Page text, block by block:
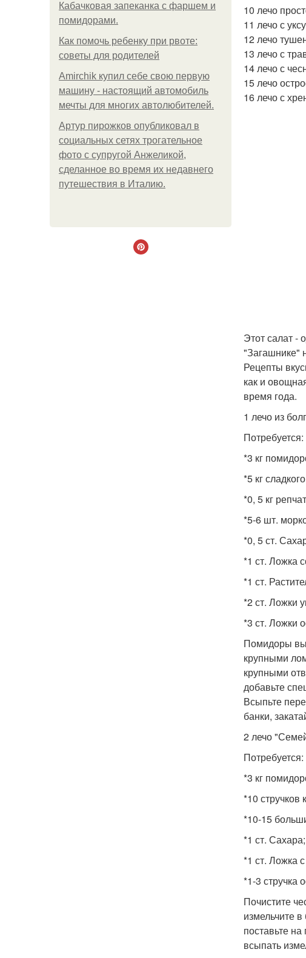
Кабачковая запеканка с фаршем и
помидорами.
Как помочь ребенку при рвоте:
советы для родителей
Amirchik купил себе свою первую
машину - настоящий автомобиль
мечты для многих автолюбителей.
Артур пирожков опубликовал в
социальных сетях трогательное
фото с супругой Анжеликой,
сделанное во время их недавнего
путешествия в Италию.
10 лечо
11 лечо с
12 лечо
13 лечо с
14 лечо с
15 лечо
16 лечо с
Этот салат -
"Загашнике"
Рецепты
как и
время года.
1 лечо из
Потребуется:
*3 кг
*5 кг
*0, 5 кг
*5-6 шт.
*0, 5 ст.
*1 ст. Ложка
*1 ст.
*2 ст. Ложки
*3 ст. Ложки
Помидоры
крупными
крупными
добавьте
Всыпьте
банки,
2 лечо
Потребуется:
*3 кг
*10 стручков
*10-15
*1 ст.
*1 ст. Ложка
*1-3 стручка
Почистите
измельчите
поставьте
всыпать